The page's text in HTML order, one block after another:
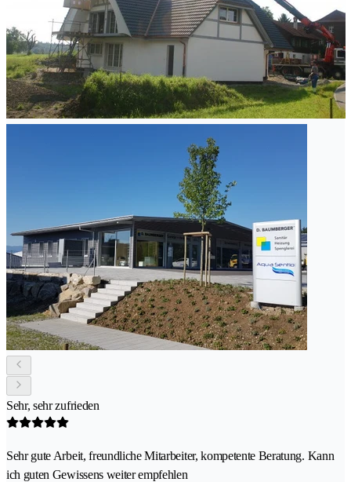
Sehr, sehr zufrieden
Sehr gute Arbeit, freundliche Mitarbeiter, kompetente Beratung. Kann
ich guten Gewissens weiter empfehlen